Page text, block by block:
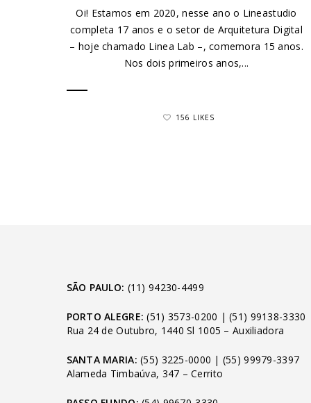
Oi! Estamos em 2020, nesse ano o Lineastudio
completa 17 anos e o setor de Arquitetura Digital
– hoje chamado Linea Lab –, comemora 15 anos.
Nos dois primeiros anos,...
156 LIKES
SÃO PAULO: (11) 94230-4499
PORTO ALEGRE: (51) 3573-0200 |(51) 99138-3330
Rua 24 de Outubro, 1440 Sl 1005 – Auxiliadora
SANTA MARIA: (55) 3225-0000 | (55) 99979-3397
Alameda Timbaúva, 347 – Cerrito